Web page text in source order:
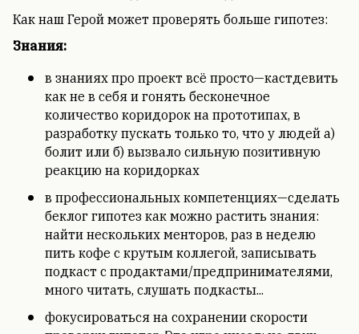
Как наш Герой может проверять больше гипотез:
Знания:
в знаниях про проект всё просто—кастдевить
как не в себя и гонять бесконечное
количество коридорок на прототипах, в
разработку пускать только то, что у людей а)
болит или б) вызвало сильную позитивную
реакцию на коридорках
в профессиональных компетенциях—сделать
беклог гипотез как можно растить знания:
найти нескольких менторов, раз в неделю
пить кофе с крутым коллегой, записывать
подкаст с продактами/предпринимателями,
много читать, слушать подкасты...
фокусироваться на сохранении скорости